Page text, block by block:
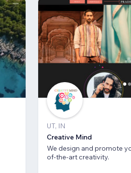
UT, IN
Creative Mind
We design and promote
of-the-art creativity.